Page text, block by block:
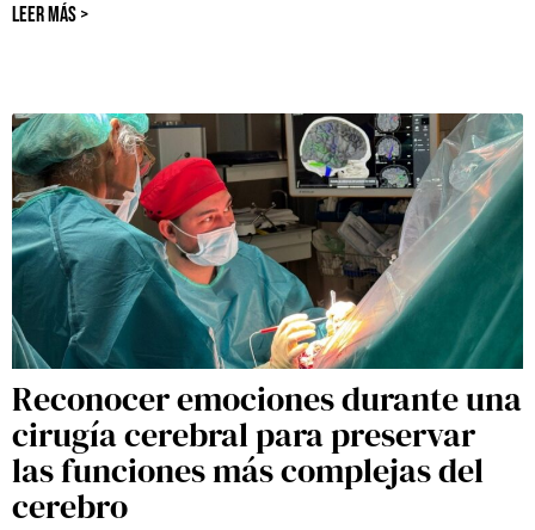
LEER MÁS >
Reconocer emociones durante una
cirugía cerebral para preservar
las funciones más complejas del
cerebro